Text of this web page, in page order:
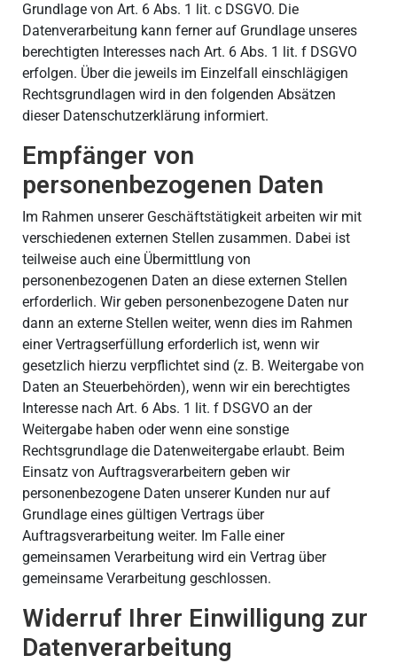
Grundlage von Art. 6 Abs. 1 lit. c DSGVO. Die
Datenverarbeitung kann ferner auf Grundlage unseres
berechtigten Interesses nach Art. 6 Abs. 1 lit. f DSGVO
erfolgen. Über die jeweils im Einzelfall einschlägigen
Rechtsgrundlagen wird in den folgenden Absätzen
dieser Datenschutzerklärung informiert.
Empfänger von
personenbezogenen Daten
Im Rahmen unserer Geschäftstätigkeit arbeiten wir mit
verschiedenen externen Stellen zusammen. Dabei ist
teilweise auch eine Übermittlung von
personenbezogenen Daten an diese externen Stellen
erforderlich. Wir geben personenbezogene Daten nur
dann an externe Stellen weiter, wenn dies im Rahmen
einer Vertragserfüllung erforderlich ist, wenn wir
gesetzlich hierzu verpflichtet sind (z. B. Weitergabe von
Daten an Steuerbehörden), wenn wir ein berechtigtes
Interesse nach Art. 6 Abs. 1 lit. f DSGVO an der
Weitergabe haben oder wenn eine sonstige
Rechtsgrundlage die Datenweitergabe erlaubt. Beim
Einsatz von Auftragsverarbeitern geben wir
personenbezogene Daten unserer Kunden nur auf
Grundlage eines gültigen Vertrags über
Auftragsverarbeitung weiter. Im Falle einer
gemeinsamen Verarbeitung wird ein Vertrag über
gemeinsame Verarbeitung geschlossen.
Widerruf Ihrer Einwilligung zur
Datenverarbeitung